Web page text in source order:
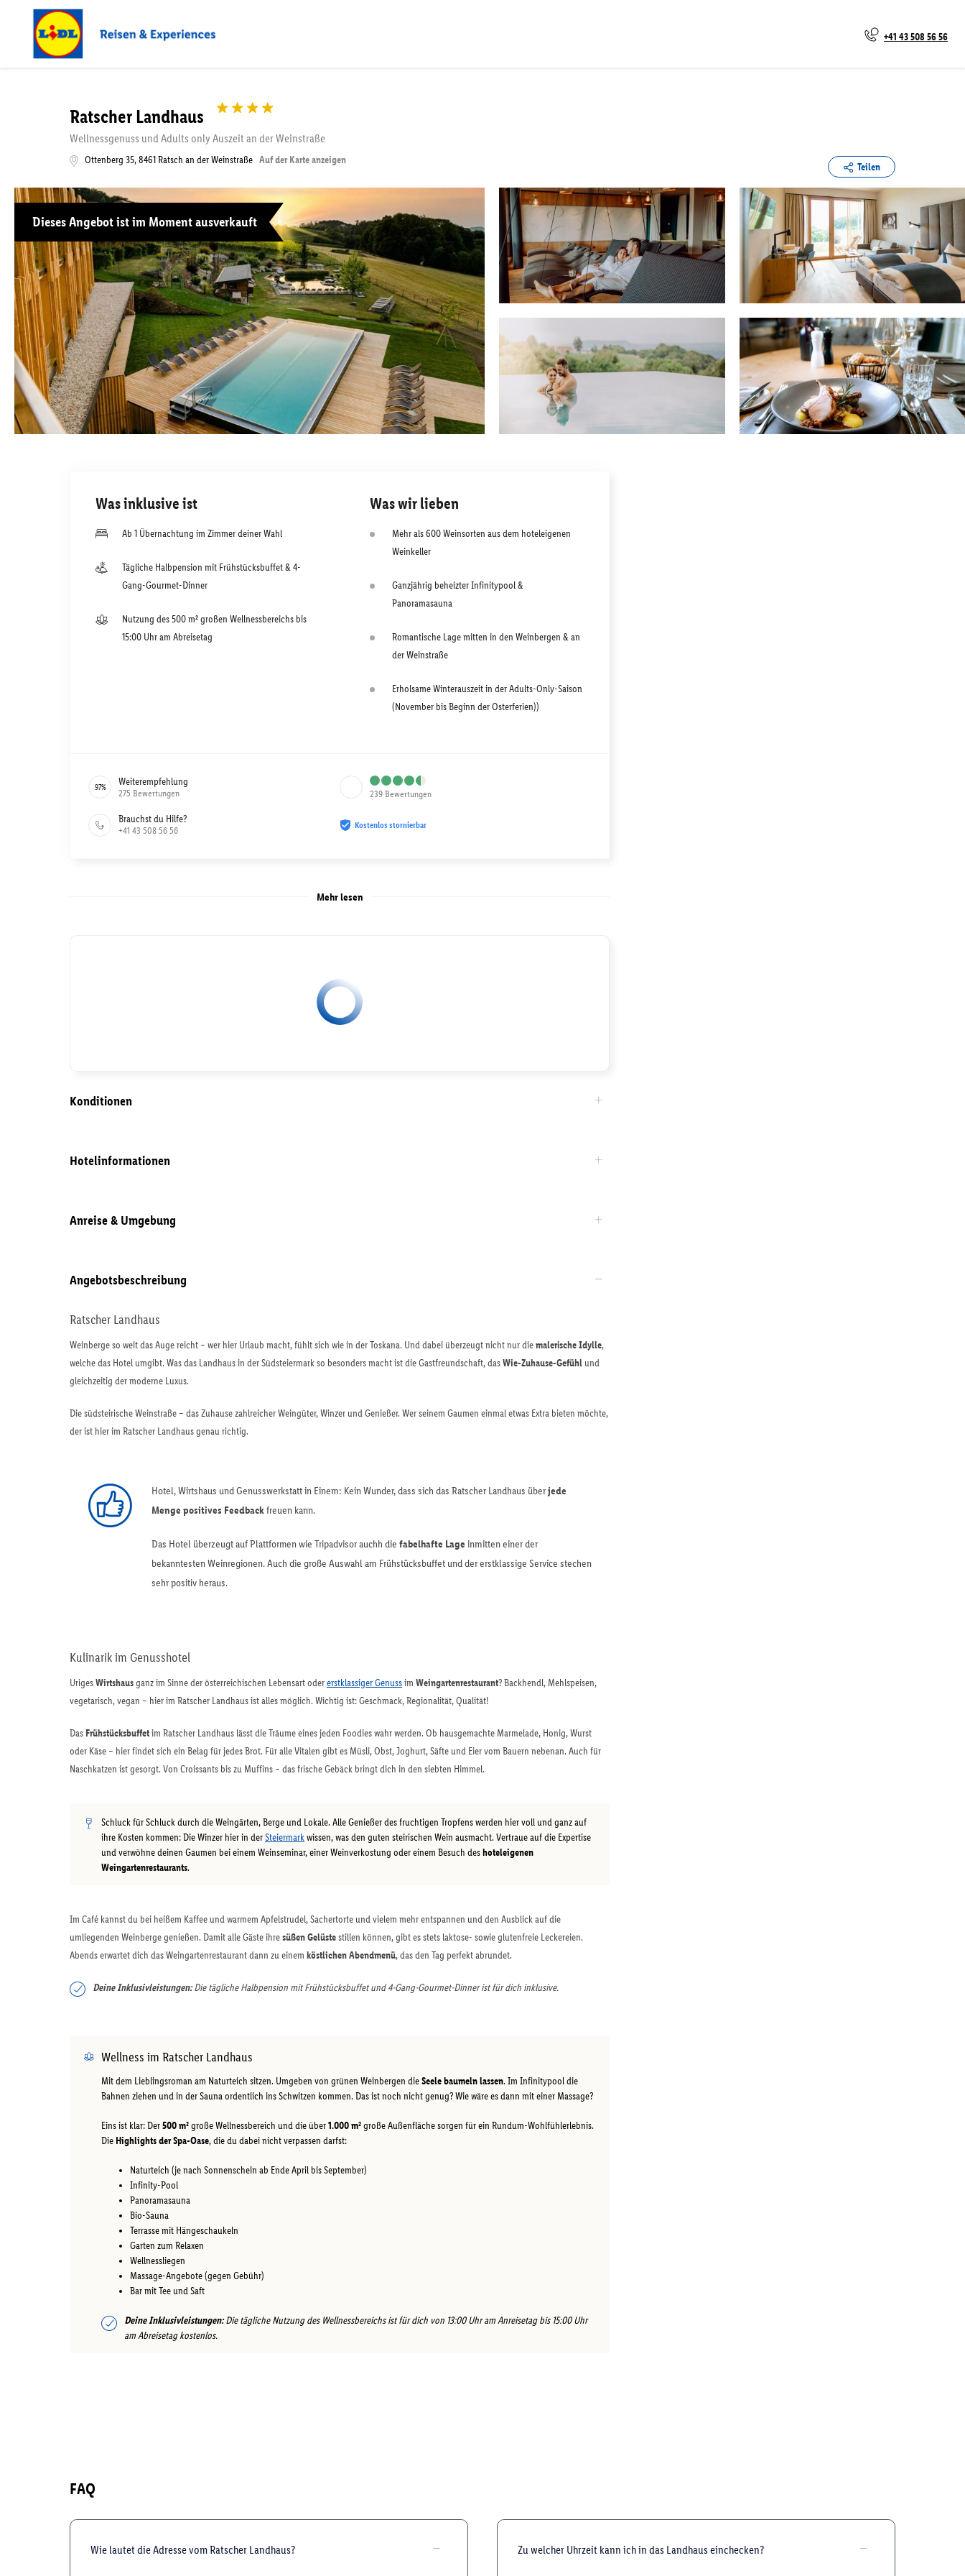
+41 43 508 56 56
Ratscher Landhaus
Wellnessgenuss und Adults only Auszeit an der Weinstraße
Ottenberg 35,8461Ratsch an der Weinstraße Auf der Karte anzeigen
Teilen
Dieses Angebot ist im Moment ausverkauft
Was inklusive ist
Ab 1 Übernachtung im Zimmer deiner Wahl
Tägliche Halbpension mit Frühstücksbuffet & 4-
Gang-Gourmet-Dinner
Nutzung des 500 m² großen Wellnessbereichs bis
15:00 Uhr am Abreisetag
Was wir lieben
Mehr als 600 Weinsorten aus dem hoteleigenen
Weinkeller
Ganzjährig beheizter Infinitypool &
Panoramasauna
Romantische Lage mitten in den Weinbergen & an
der Weinstraße
Erholsame Winterauszeit in der Adults-Only-Saison
(November bis Beginn der Osterferien))
97% Weiterempfehlung
275 Bewertungen 239 Bewertungen
Brauchst du Hilfe?
+41 43 508 56 56 Kostenlos stornierbar
Mehr lesen
Konditionen
Hotelinformationen
Anreise & Umgebung
Angebotsbeschreibung
Ratscher Landhaus
Weinberge so weit das Auge reicht – wer hier Urlaub macht, fühlt sich wie in der Toskana. Und dabei überzeugt nicht nur diemalerische Idylle,
welche das Hotel umgibt. Was das Landhaus in der Südsteiermark so besonders macht ist die Gastfreundschaft, dasWie-Zuhause-Gefühl und
gleichzeitig der moderne Luxus.
Die südsteirische Weinstraße – das Zuhause zahlreicher Weingüter, Winzer und Genießer. Wer seinem Gaumen einmal etwas Extra bieten möchte,
der ist hier im Ratscher Landhaus genau richtig.
Hotel, Wirtshaus und Genusswerkstatt in Einem: Kein Wunder, dass sich das Ratscher Landhaus überjede
Menge positives Feedbackfreuen kann.
Das Hotel überzeugt auf Plattformen wie Tripadvisor auchh die fabelhafte Lage inmitten einer der
bekanntesten Weinregionen. Auch die große Auswahl am Frühstücksbuffet und der erstklassige Service stechen
sehr positiv heraus.
Kulinarik im Genusshotel
UrigesWirtshausganz im Sinne der österreichischen Lebensart odererstklassiger Genussim Weingartenrestaurant? Backhendl, Mehlspeisen,
vegetarisch, vegan – hier im Ratscher Landhaus ist alles möglich. Wichtig ist: Geschmack, Regionalität, Qualität!
Das Frühstücksbuffetim Ratscher Landhaus lässt die Träume eines jeden Foodies wahr werden. Ob hausgemachte Marmelade, Honig, Wurst
oder Käse – hier findet sich ein Belag für jedes Brot. Für alle Vitalen gibt es Müsli, Obst, Joghurt, Säfte und Eier vom Bauern nebenan. Auch für
Naschkatzen ist gesorgt. Von Croissants bis zu Muffins – das frische Gebäck bringt dich in den siebten Himmel.
Schluck für Schluck durch die Weingärten, Berge und Lokale. Alle Genießer des fruchtigen Tropfens werden hier voll und ganz auf
ihre Kosten kommen: Die Winzer hier in derSteiermarkwissen, was den guten steirischen Wein ausmacht. Vertraue auf die Expertise
und verwöhne deinen Gaumen bei einem Weinseminar, einer Weinverkostung oder einem Besuch deshoteleigenen
Weingartenrestaurants.
Im Café kannst du bei heißem Kaffee und warmem Apfelstrudel, Sachertorte und vielem mehr entspannen und den Ausblick auf die
umliegenden Weinberge genießen. Damit alle Gäste ihresüßen Gelüstestillen können, gibt es stets laktose- sowie glutenfreie Leckereien.
Abends erwartet dich das Weingartenrestaurant dann zu einem köstlichen Abendmenü, das den Tag perfekt abrundet.
Deine Inklusivleistungen:Die tägliche Halbpension mit Frühstücksbuffet und 4-Gang-Gourmet-Dinner ist für dich inklusive.
Wellness im Ratscher Landhaus
Mit dem Lieblingsroman am Naturteich sitzen. Umgeben von grünen Weinbergen dieSeele baumeln lassen. Im Infinitypool die
Bahnen ziehen und in der Sauna ordentlich ins Schwitzen kommen. Das ist noch nicht genug? Wie wäre es dann mit einer Massage?
Eins ist klar: Der500 m²große Wellnessbereich und die über1.000 m²große Außenfläche sorgen für ein Rundum-Wohlfühlerlebnis.
Die Highlights der Spa-Oase, die du dabei nicht verpassen darfst:
Naturteich (je nach Sonnenschein ab Ende April bis September)
Infinity-Pool
Panoramasauna
Bio-Sauna
Terrasse mit Hängeschaukeln
Garten zum Relaxen
Wellnessliegen
Massage-Angebote (gegen Gebühr)
Bar mit Tee und Saft
Deine Inklusivleistungen:Die tägliche Nutzung des Wellnessbereichs ist für dich von 13:00 Uhr am Anreisetag bis 15:00 Uhr
am Abreisetag kostenlos.
FAQ
Wie lautet die Adresse vom Ratscher Landhaus? Zu welcher Uhrzeit kann ich in das Landhaus einchecken?